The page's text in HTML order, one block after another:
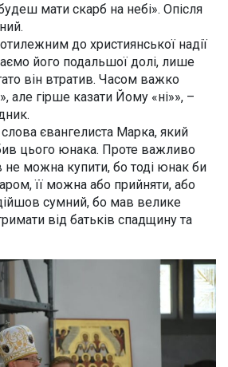
мати скарб на небі». Опісля
до християнської надії
його подальшої долі, лише
він втратив. Часом важко
але гірше казати Йому «ні»», –
євангелиста Марка, який
цього юнака. Проте важливо
можна купити, бо тоді юнак би
її можна або прийняти, або
сумний, бо мав велике
від батьків спадщину та